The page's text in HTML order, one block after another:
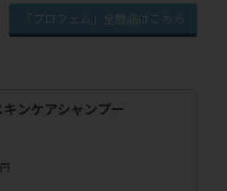
「プロフェム」全商品はこちら
ンケアシャンプー